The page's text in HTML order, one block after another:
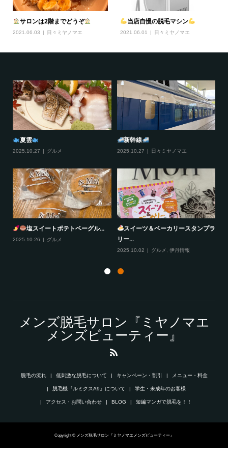
サロンは2階までどうぞ
2021.06.03 日々ミヤノマエ
当店自慢の脱毛マシン
2021.06.01 日々ミヤノマエ
夏雲
2025.10.27 グルメ
新幹線
2025.10.27 日々ミヤノマエ
塩スイートポテトベーグル...
2025.10.26 グルメ
スイーツ＆ベーカリースタンプラ
リー...
2025.10.02 グルメ 伊丹情報
メンズ脱毛サロン『ミヤノマエ
メンズビューティー』
脱毛の流れ 低刺激な脱毛について キャンペーン・割引 メニュー・料金
脱毛機『ルミクスA9』について 学生・未成年のお客様
アクセス・お問い合わせ BLOG 短編マンガで脱毛を！！
Copyright © メンズ脱毛サロン『ミヤノマエメンズビューティー』